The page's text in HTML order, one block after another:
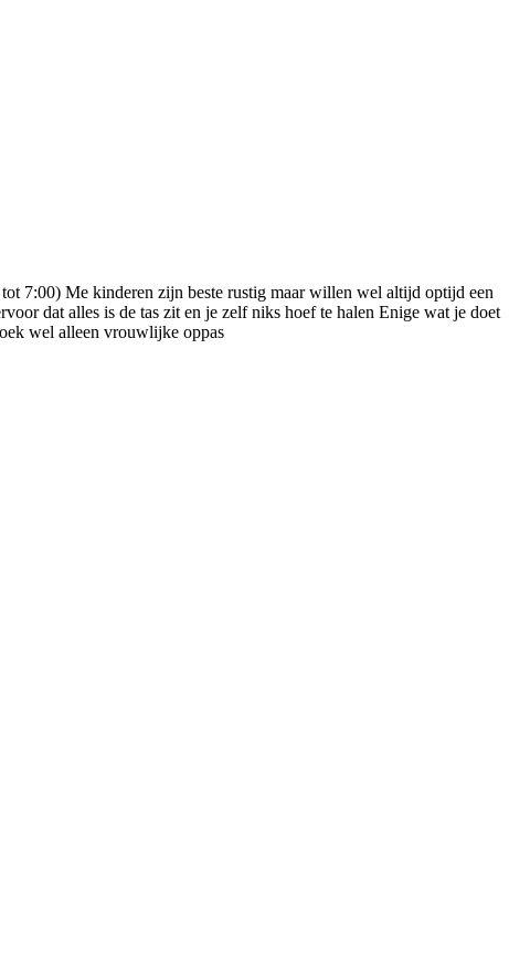
7:00) Me kinderen zijn beste rustig maar willen wel altijd optijd een
dat alles is de tas zit en je zelf niks hoef te halen Enige wat je doet
wel alleen vrouwlijke oppas